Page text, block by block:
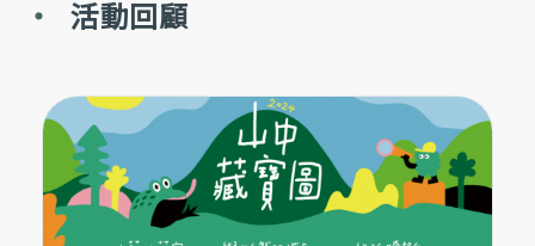
活動回顧